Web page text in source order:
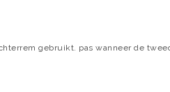
gebruikt. pas wanneer de